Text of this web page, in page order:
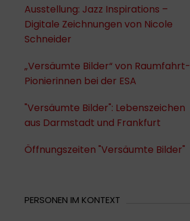
Ausstellung: Jazz Inspirations –
Digitale Zeichnungen von Nicole
Schneider
„Versäumte Bilder“ von Raumfahrt-
Pionierinnen bei der ESA
"Versäumte Bilder": Lebenszeichen
aus Darmstadt und Frankfurt
Öffnungszeiten "Versäumte Bilder"
PERSONEN IM KONTEXT